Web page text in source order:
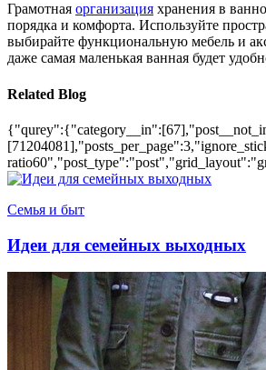
Грамотная организация хранения в
порядка и комфорта. Используйте
выбирайте функциональную мебель и
даже самая маленькая ванная будет
Related Blog
Семья и быт
Идеи для семейных выходных